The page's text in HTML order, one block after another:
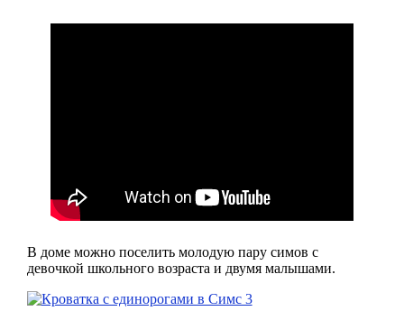
В доме можно поселить молодую пару симов с
девочкой школьного возраста и двумя малышами.